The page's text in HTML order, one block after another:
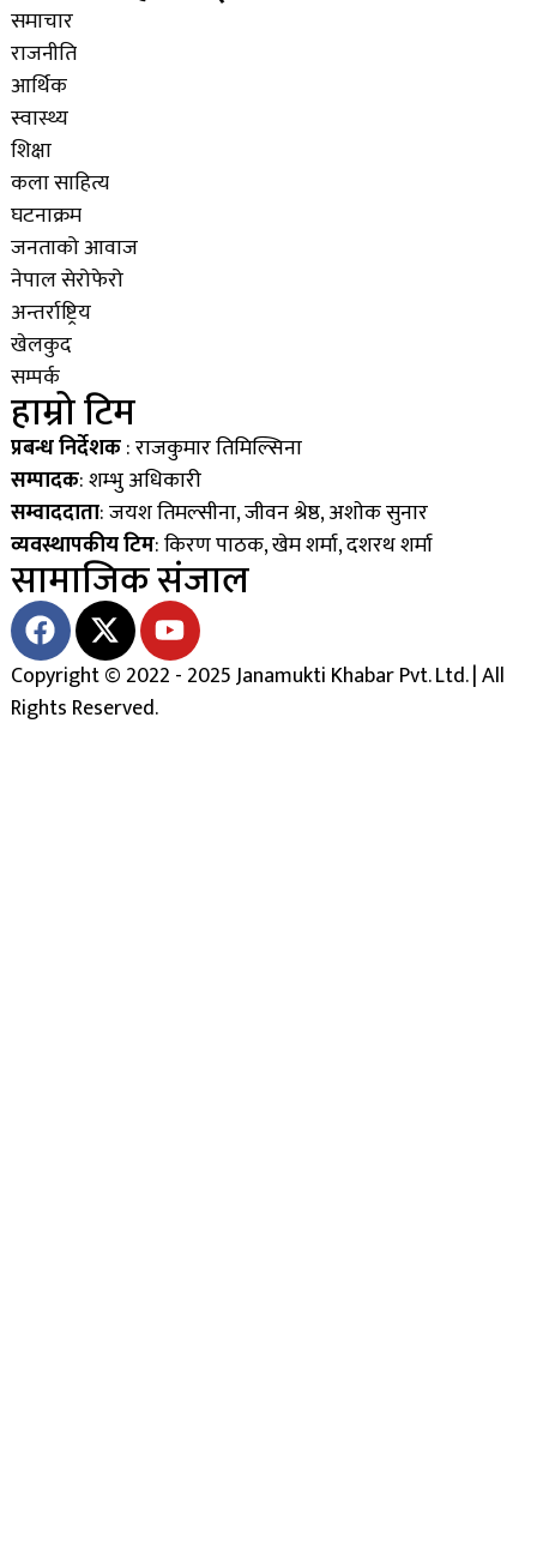
समाचार
राजनीति
आर्थिक
स्वास्थ्य
शिक्षा
कला साहित्य
घटनाक्रम
जनताको आवाज
नेपाल सेरोफेरो
अन्तर्राष्ट्रिय
खेलकुद
सम्पर्क
हाम्रो टिम
प्रबन्ध निर्देशक: राजकुमार तिमिल्सिना
सम्पादक: शम्भु अधिकारी
सम्वाददाता: जयश तिमल्सीना, जीवन श्रेष्ठ, अशाेक सुनार
व्यवस्थापकीय टिम: किरण पाठक, खेम शर्मा, दशरथ शर्मा
सामाजिक संजाल
Copyright © 2022 - 2025 Janamukti Khabar Pvt. Ltd. | All
Rights Reserved.